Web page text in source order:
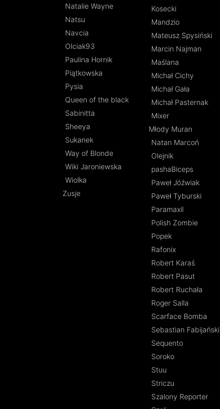
Natalie Wayne
Natsu
Navcia
Olciak93
Paulina Hornik
Piątkowska
Pysia
Queen of the black
Sabinitta
Sheeya
Sukanek
Way of Blonde
Wiki Jaroniewska
Wiolka
Zusje
Kosecki
Mandzio
Mateusz Spysiński
Marcin Najman
Maślana
Michał Cichy
Michał Gała
Michał Pasternak
Mixer
Młody Muran
Natan Marcoń
Olejnik
pashaBiceps
Paweł Jóźwiak
Paweł Tyburski
Paramaxil
Polish Zombie
Popek
Rafonix
Robert Karaś
Robert Pasut
Robert Ruchała
Roger Salla
Scarface Bomba
Sebastian Fabijański
Sequento
Soroko
Stuu
Striczu
Szalony Reporter